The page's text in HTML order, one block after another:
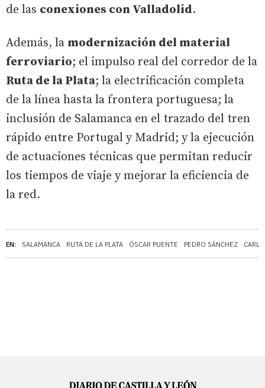
EN: SALAMANCA RUTA DE LA PLATA ÓSCAR PUENTE PEDRO SÁNCHEZ
de las conexiones con Valladolid.
Además, la modernización del material
ferroviario; el impulso real del corredor de la
Ruta de la Plata; la electrificación completa
de la línea hasta la frontera portuguesa; la
inclusión de Salamanca en el trazado del tren
rápido entre Portugal y Madrid; y la ejecución
de actuaciones técnicas que permitan reducir
los tiempos de viaje y mejorar la eficiencia de
la red.